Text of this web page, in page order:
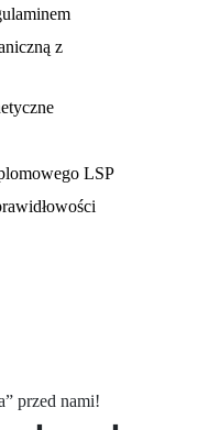
z
LSP
przed nami!